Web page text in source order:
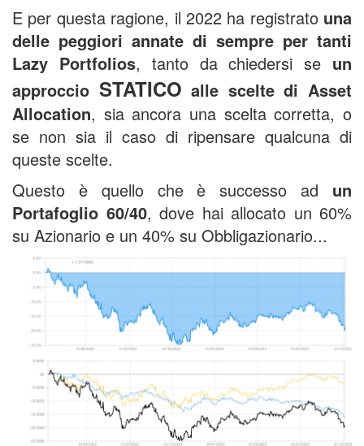
E per questa ragione, il 2022 ha registrato una
delle peggiori annate di sempre per tanti
Lazy Portfolios, tanto da chiedersi se un
approccio STATICO alle scelte di Asset
Allocation, sia ancora una scelta corretta, o
se non sia il caso di ripensare qualcuna di
queste scelte.
Questo è quello che è successo ad un
Portafoglio 60/40, dove hai allocato un 60%
su Azionario e un 40% su Obbligazionario...